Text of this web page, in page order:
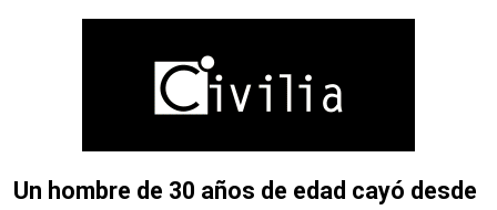
Un hombre de 30 años de edad cayó desde